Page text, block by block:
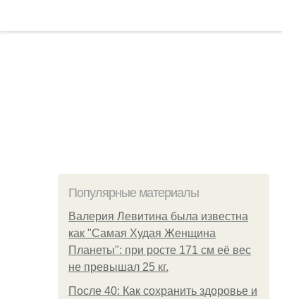
Популярные материалы
Валерия Левитина была известна
как "Самая Худая Женщина
Планеты": при росте 171 см её вес
не превышал 25 кг.
После 40: Как сохранить здоровье и